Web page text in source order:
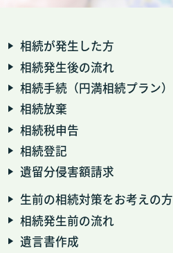
相続が発生した方
相続発生後の流れ
相続手続（円満相続プラン）
相続放棄
相続税申告
相続登記
遺留分侵害額請求
生前の相続対策をお考えの方
相続発生前の流れ
遺言書作成